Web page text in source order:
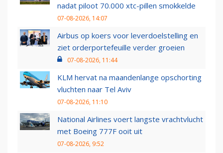
nadat piloot 70.000 xtc-pillen smokkelde
07-08-2026, 14:07
Airbus op koers voor leverdoelstelling en
ziet orderportefeuille verder groeien
07-08-2026, 11:44
KLM hervat na maandenlange opschorting
vluchten naar Tel Aviv
07-08-2026, 11:10
National Airlines voert langste vrachtvlucht
met Boeing 777F ooit uit
07-08-2026, 9:52